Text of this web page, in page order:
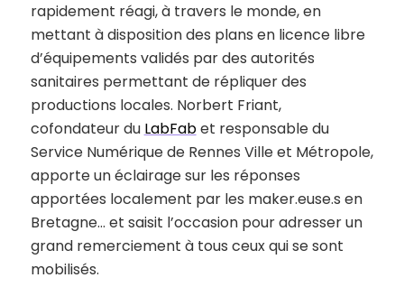
rapidement réagi, à travers le monde, en
mettant à disposition des plans en licence libre
d’équipements validés par des autorités
sanitaires permettant de répliquer des
productions locales. Norbert Friant,
cofondateur du LabFabet responsable du
Service Numérique de Rennes Ville et Métropole,
apporte un éclairage sur les réponses
apportées localement par les maker.euse.s en
Bretagne… et saisit l’occasion pour adresser un
grand remerciement à tous ceux qui se sont
mobilisés.